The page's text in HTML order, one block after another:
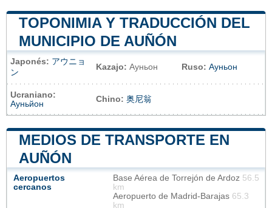
TOPONIMIA Y TRADUCCIÓN DEL
MUNICIPIO DE AUÑÓN
Japonés: アウニョ
ン
Kazajo: Ауньон Ruso: Ауньон
Ucraniano:
Ауньйон
Chino: 奥尼翁
MEDIOS DE TRANSPORTE EN
AUÑÓN
Aeropuertos
cercanos
Base Aérea de Torrejón de Ardoz 56.5
km
Aeropuerto de Madrid-Barajas 65.3
km